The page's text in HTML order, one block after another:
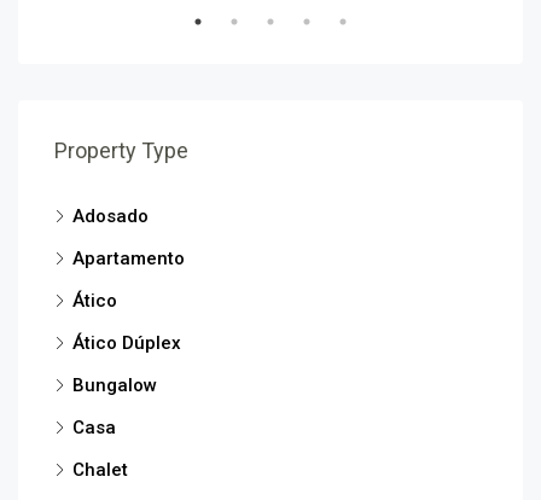
Property Type
Adosado
Apartamento
Ático
Ático Dúplex
Bungalow
Casa
Chalet